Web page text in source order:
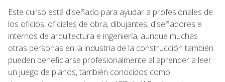
Este curso está diseñado para ayudar a profesionales de
los oficios, oficiales de obra, dibujantes, diseñadores e
internos de arquitectura e ingeniería, aunque muchas
otras personas en la industria de la construcción también
pueden beneficiarse profesionalmente al aprender a leer
un juego de planos, también conocidos como